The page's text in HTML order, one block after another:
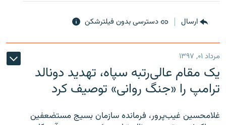
ارسال دسترسی بدون فیلترشکن
مرداد ۰۱, ۱۳۹۷
یک مقام عالی‌رتبه سپاه، تهدید دونالد
ترامپ را «جنگ روانی» توصیف کرد
غلامحسین غیب‌پرور، فرمانده سازمان بسیج مستضعفین